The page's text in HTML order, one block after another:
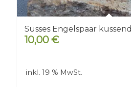
Süsses Engelspaar küssend
10,00 €
inkl. 19 % MwSt.